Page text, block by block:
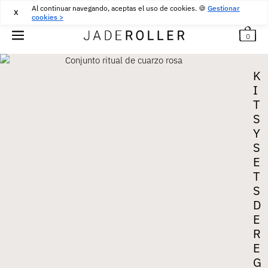
Al continuar navegando, aceptas el uso de cookies. 🍪 Gestionar
cookies >
X 30€
DEVOLUCIONES GRATUITAS DURANTE 30 DÍAS
0
K
I
T
S
Y
S
E
T
S
D
E
R
E
G